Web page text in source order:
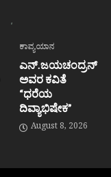
ಕಾವ್ಯಯಾನ
ಎನ್.ಜಯಚಂದ್ರನ್
ಅವರ ಕವಿತೆ
“ಧರೆಯ
ದಿವ್ಯಾಭಿಷೇಕ”
August 8, 2026